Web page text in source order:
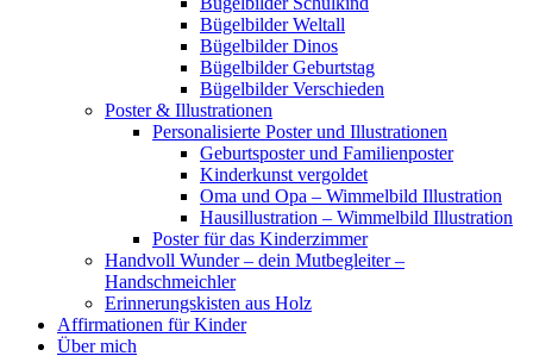
Bügelbilder Weltall
Bügelbilder Dinos
Bügelbilder Geburtstag
Bügelbilder Verschieden
Poster & Illustrationen
Personalisierte Poster und Illustrationen
Geburtsposter und Familienposter
Kinderkunst vergoldet
Oma und Opa – Wimmelbild Illustration
Hausillustration – Wimmelbild Illustration
Poster für das Kinderzimmer
Handvoll Wunder – dein Mutbegleiter –
Handschmeichler
Erinnerungskisten aus Holz
Affirmationen für Kinder
Über mich